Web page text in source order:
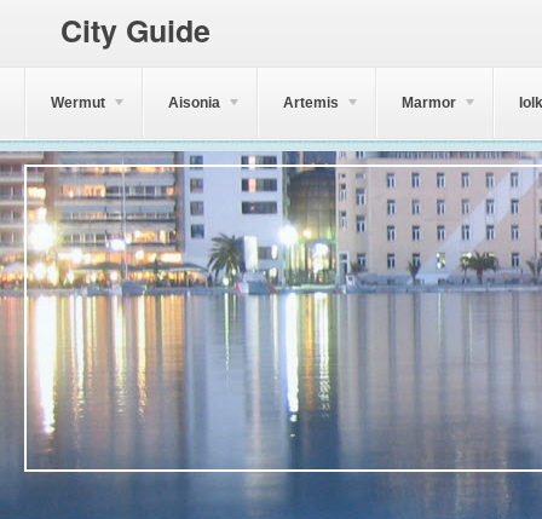
City Guide
Wermut Aisonia Artemis Marmor